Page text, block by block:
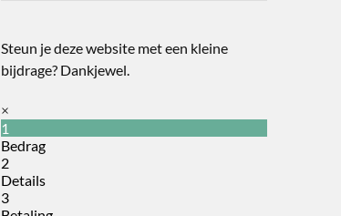
Steun je deze website met een kleine
bijdrage? Dankjewel.